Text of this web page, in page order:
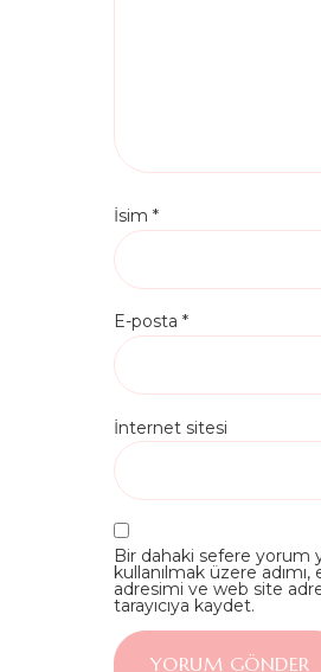
İsim *
E-posta *
İnternet sitesi
Bir dahaki sefere yorum
kullanılmak üzere adımı,
adresimi ve web site
tarayıcıya kaydet.